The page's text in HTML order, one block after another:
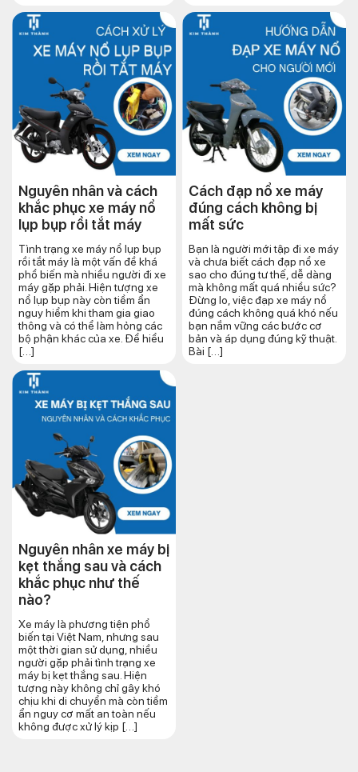
Nguyên nhân và cách
khắc phục xe máy nổ
lụp bụp rồi tắt máy
Tình trạng xe máy nổ lụp bụp
rồi tắt máy là một vấn đề khá
phổ biến mà nhiều người đi xe
máy gặp phải. Hiện tượng xe
nổ lụp bụp này còn tiềm ẩn
nguy hiểm khi tham gia giao
thông và có thể làm hỏng các
bộ phận khác của xe. Để hiểu
[…]
Cách đạp nổ xe máy
đúng cách​ không bị
mất sức
Bạn là người mới tập đi xe máy
và chưa biết cách đạp nổ xe
sao cho đúng tư thế, dễ dàng
mà không mất quá nhiều sức?
Đừng lo, việc đạp xe máy nổ
đúng cách không quá khó nếu
bạn nắm vững các bước cơ
bản và áp dụng đúng kỹ thuật.
Bài […]
Nguyên nhân xe máy bị
kẹt thắng sau và cách
khắc phục như thế
nào?
Xe máy là phương tiện phổ
biến tại Việt Nam, nhưng sau
một thời gian sử dụng, nhiều
người gặp phải tình trạng xe
máy bị kẹt thắng sau. Hiện
tượng này không chỉ gây khó
chịu khi di chuyển mà còn tiềm
ẩn nguy cơ mất an toàn nếu
không được xử lý kịp […]